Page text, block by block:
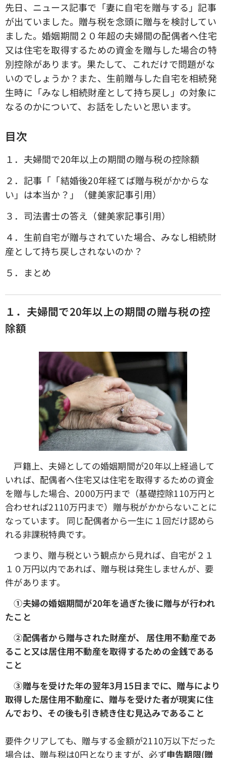
先日、ニュース記事で「妻に自宅を贈与する」記事
が出ていました。贈与税を念頭に贈与を検討してい
ました。婚姻期間２０年超の夫婦間の配偶者へ住宅
又は住宅を取得するための資金を贈与した場合の特
別控除があります。果たして、これだけで問題がな
いのでしょうか？また、生前贈与した自宅を相続発
生時に「みなし相続財産として持ち戻し」の対象に
なるのかについて、お話をしたいと思います。
目次
１．夫婦間で20年以上の期間の贈与税の控除額
２．記事「「結婚後20年経てば贈与税がかからな
い」は本当か？」（健美家記事引用）
３．司法書士の答え（健美家記事引用）
４．生前自宅が贈与されていた場合、みなし相続財
産として持ち戻しされないのか？
５．まとめ
１．夫婦間で20年以上の期間の贈与税の控
除額
戸籍上、夫婦としての婚姻期間が20年以上経過して
いれば、配偶者へ住宅又は住宅を取得するための資金
を贈与した場合、2000万円まで（基礎控除110万円と
合わせれば2110万円まで）贈与税がかからないことに
なっています。 同じ配偶者から一生に１回だけ認めら
れる非課税特典です。
つまり、贈与税という観点から見れば、自宅が２１
１０万円以内であれば、贈与税は発生しませんが、要
件があります。
①夫婦の婚姻期間が20年を過ぎた後に贈与が行われ
たこと
➁配偶者から贈与された財産が、 居住用不動産であ
ること又は居住用不動産を取得するための金銭である
こと
③贈与を受けた年の翌年3月15日までに、贈与により
取得した居住用不動産に、贈与を受けた者が現実に住
んでおり、その後も引き続き住む見込みであること
要件クリアしても、贈与する金額が2110万以下だった
場合は、贈与税は0円となりますが、必ず申告期限(贈